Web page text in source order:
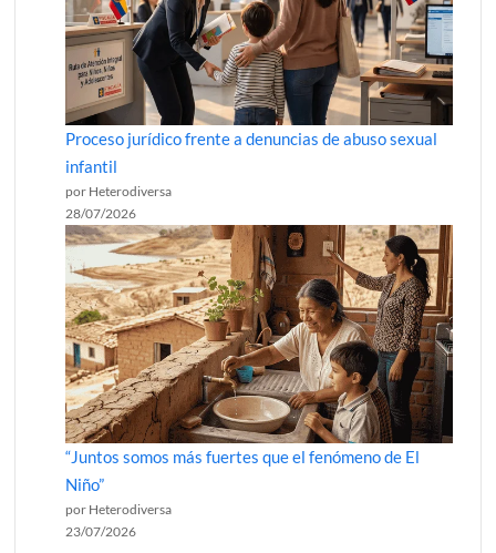
Proceso jurídico frente a denuncias de abuso sexual
infantil
por Heterodiversa
28/07/2026
“Juntos somos más fuertes que el fenómeno de El
Niño”
por Heterodiversa
23/07/2026